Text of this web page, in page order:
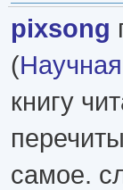
pixsong
(
книгу
самое.